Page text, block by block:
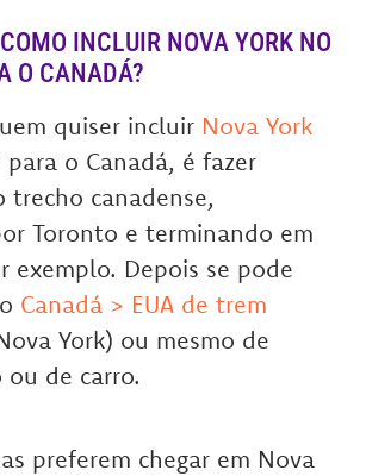
INCLUIR NOVA YORK NO
O CANADÁ?
quiser incluir Nova York
para o Canadá, é fazer
trecho canadense,
Toronto e terminando em
exemplo. Depois se pode
Canadá > EUA de trem
York) ou mesmo de
de carro.
preferem chegar em Nova